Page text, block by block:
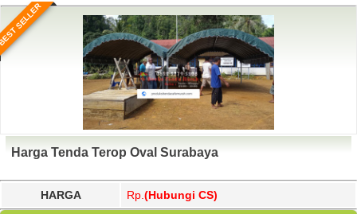
SELLER
Harga Tenda Terop Oval Surabaya
HARGA Rp. (Hubungi CS)